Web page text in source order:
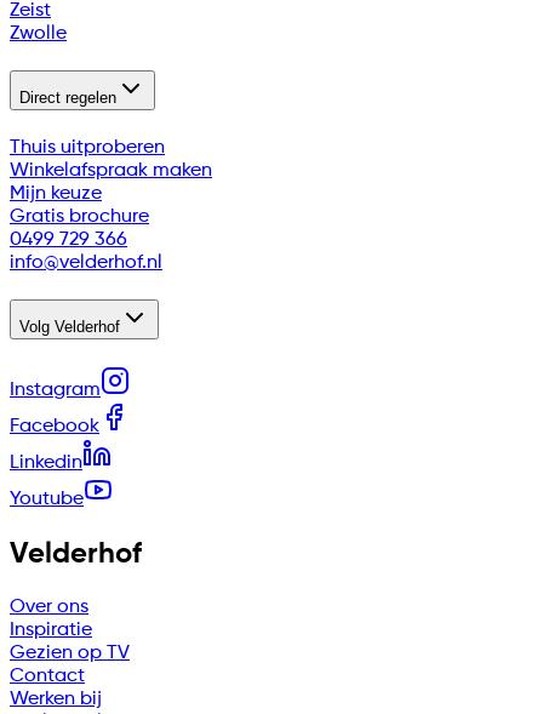
Zeist
Zwolle
Direct regelen
Thuis uitproberen
Winkelafspraak maken
Mijn keuze
Gratis brochure
0499 729 366
info@velderhof.nl
Volg Velderhof
Instagram
Facebook
Linkedin
Youtube
Velderhof
Over ons
Inspiratie
Gezien op TV
Contact
Werken bij